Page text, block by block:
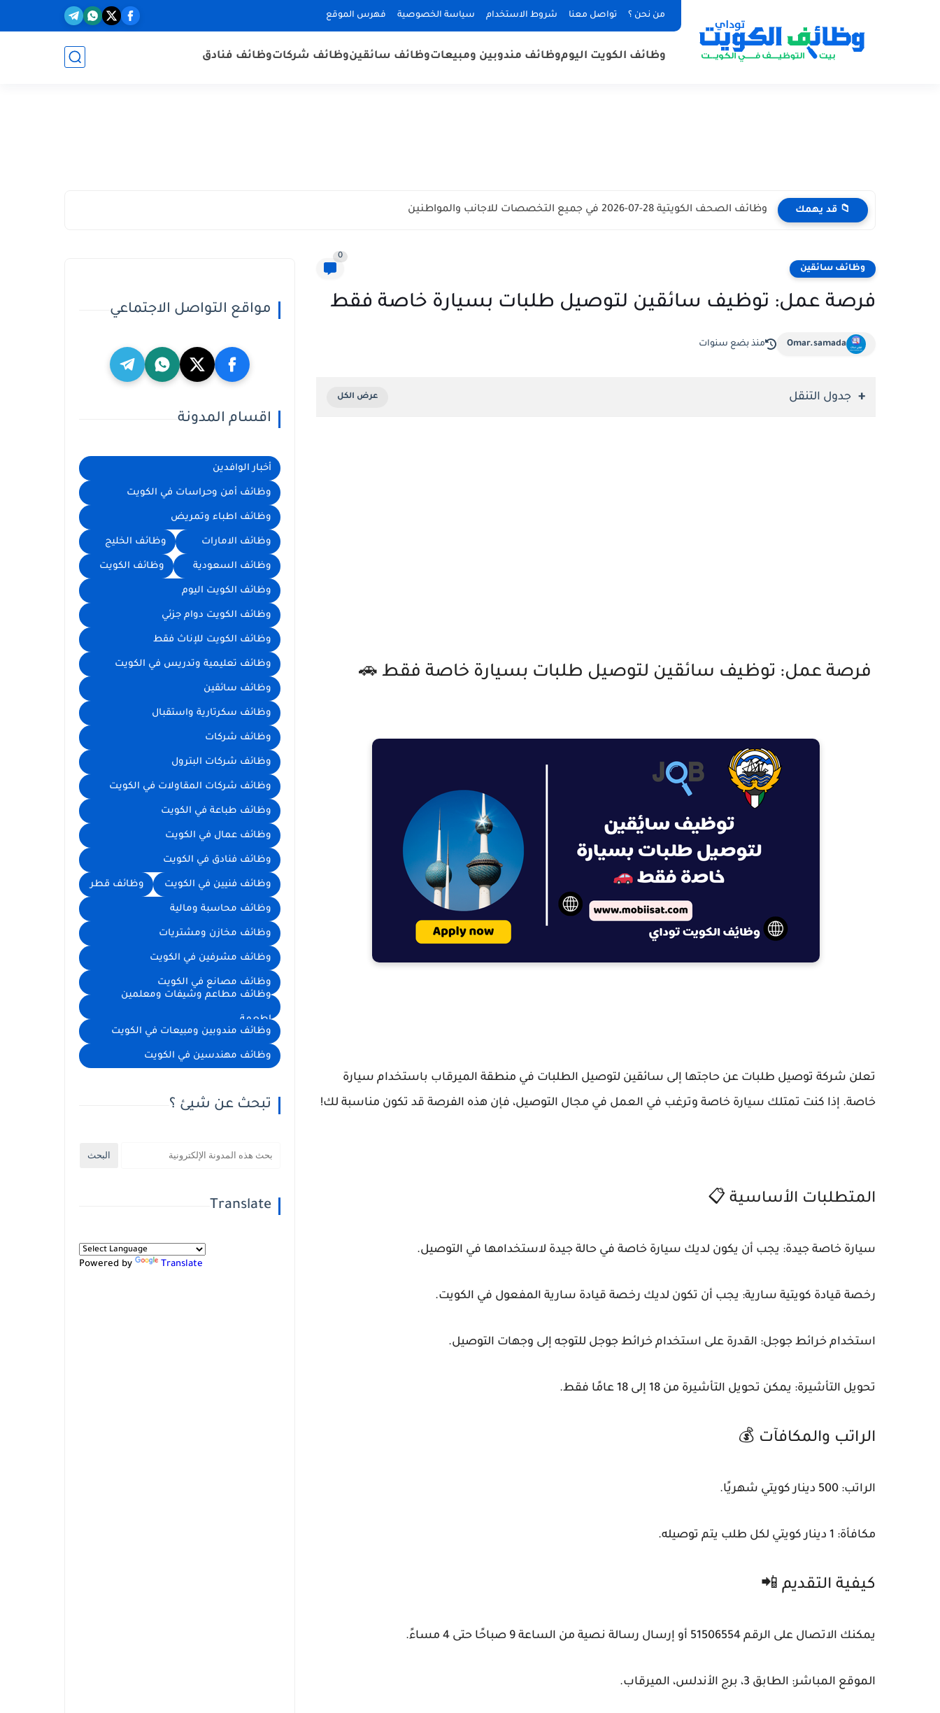
من نحن ؟ تواصل معنا شروط الاستخدام سياسة الخصوصية فهرس الموقع
وظائف الكويت اليوموظائف مندوبين ومبيعاتوظائف سائقينوظائف شركاتوظائف فنادق
📁 قد يهمك وظائف الصحف الكويتية 28-07-2026 في جميع التخصصات للاجانب والمواطنين
وظائف سائقين
0
فرصة عمل: توظيف سائقين لتوصيل طلبات بسيارة خاصة فقط
Omar.samada منذ بضع سنوات
جدول التنقل
فرصة عمل: توظيف سائقين لتوصيل طلبات بسيارة خاصة فقط 🚗
تعلن شركة توصيل طلبات عن حاجتها إلى سائقين لتوصيل الطلبات في منطقة الميرقاب باستخدام سيارة
خاصة. إذا كنت تمتلك سيارة خاصة وترغب في العمل في مجال التوصيل، فإن هذه الفرصة قد تكون مناسبة لك!
المتطلبات الأساسية 📋
سيارة خاصة جيدة: يجب أن يكون لديك سيارة خاصة في حالة جيدة لاستخدامها في التوصيل.
رخصة قيادة كويتية سارية: يجب أن تكون لديك رخصة قيادة سارية المفعول في الكويت.
استخدام خرائط جوجل: القدرة على استخدام خرائط جوجل للتوجه إلى وجهات التوصيل.
تحويل التأشيرة: يمكن تحويل التأشيرة من 18 إلى 18 عامًا فقط.
الراتب والمكافآت 💰
الراتب: 500 دينار كويتي شهريًا.
مكافأة: 1 دينار كويتي لكل طلب يتم توصيله.
كيفية التقديم 📲
يمكنك الاتصال على الرقم 51506554 أو إرسال رسالة نصية من الساعة 9 صباحًا حتى 4 مساءً.
الموقع المباشر: الطابق 3، برج الأندلس، الميرقاب.
مواقع التواصل الاجتماعي
اقسام المدونة
أخبار الوافدين
وظائف أمن وحراسات في الكويت
وظائف اطباء وتمريض
وظائف الامارات وظائف الخليج
وظائف السعودية وظائف الكويت
وظائف الكويت اليوم
وظائف الكويت دوام جزئي
وظائف الكويت للإناث فقط
وظائف تعليمية وتدريس في الكويت
وظائف سائقين
وظائف سكرتارية واستقبال
وظائف شركات
وظائف شركات البترول
وظائف شركات المقاولات في الكويت
وظائف طباعة في الكويت
وظائف عمال في الكويت
وظائف فنادق في الكويت
وظائف فنيين في الكويت وظائف قطر
وظائف محاسبة ومالية
وظائف مخازن ومشتريات
وظائف مشرفين في الكويت
وظائف مصانع في الكويت
وظائف مطاعم وشيفات ومعلمين
اطعمة
وظائف مندوبين ومبيعات في الكويت
وظائف مهندسين في الكويت
تبحث عن شيئ ؟
Translate
Powered by Translate